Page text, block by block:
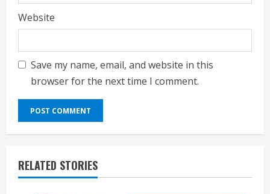
Website
Save my name, email, and website in this
browser for the next time I comment.
RELATED STORIES